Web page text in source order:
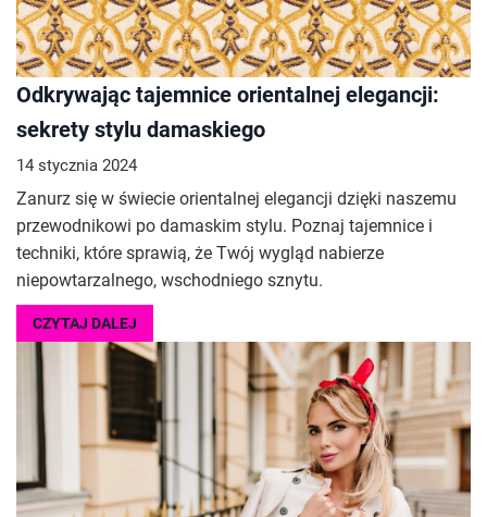
Odkrywając tajemnice orientalnej elegancji:
sekrety stylu damaskiego
14 stycznia 2024
Zanurz się w świecie orientalnej elegancji dzięki naszemu
przewodnikowi po damaskim stylu. Poznaj tajemnice i
techniki, które sprawią, że Twój wygląd nabierze
niepowtarzalnego, wschodniego sznytu.
CZYTAJ DALEJ